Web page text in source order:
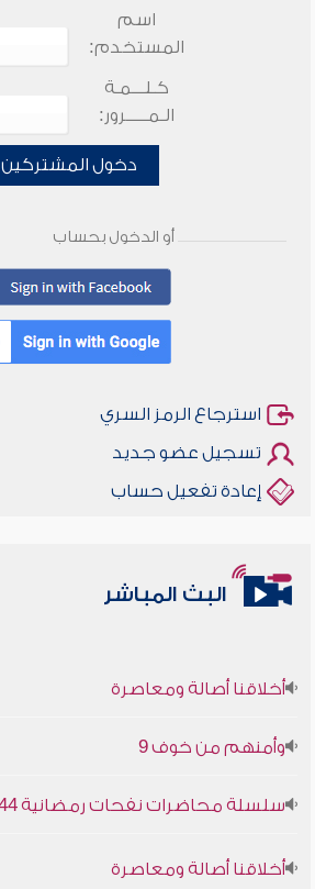
اسم
المستخدم:
كـلـــمـة
الـمـــــرور:
دخول المشتركين
أو الدخول بحساب
استرجاع الرمز السري
تسجيل عضو جديد
إعادة تفعيل حساب
البث المباشر
أخلاقنا أصالة ومعاصرة
وأمنهم من خوف 9
سلسلة محاضرات نفحات رمضانية 1444هـ
أخلاقنا أصالة ومعاصرة